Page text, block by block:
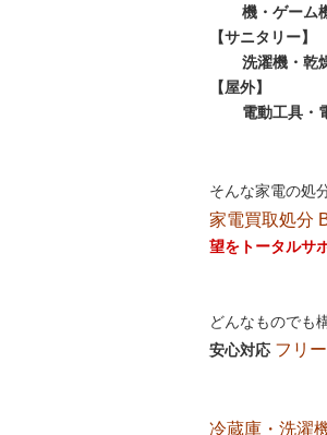
機・ゲーム
【サニタリー】
洗濯機・乾
【屋外】
電動工具・
そんな家電の処
家電買取処分
望をトータルサ
どんなものでも
安心対応 フリ
冷蔵庫・洗濯